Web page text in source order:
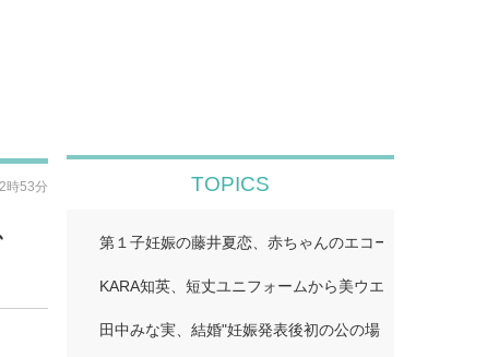
時53分 TOPICS
第１子妊娠の藤井夏恋、赤ちゃんのエコー写真公開「
KARA知英、短丈ユニフォームから美ウエストちらり
田中みな実、結婚"妊娠発表後初の公の場 WEST.重岡